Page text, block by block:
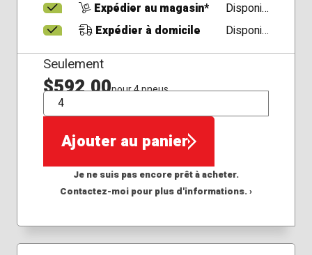
Expédier au magasin*
Disponible
Expédier à domicile
Disponible
Seulement
$592,00pour 4 pneus
QTÉ
Ajouter au panier
Je ne suis pas encore prêt à acheter.
Contactez-moi pour plus d'informations. ›